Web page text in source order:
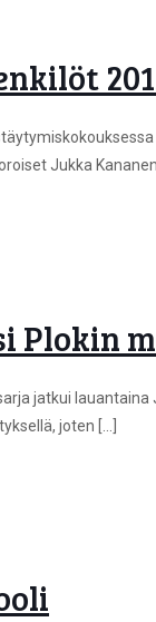
Jukka
Plokin
jatkui
joten […]